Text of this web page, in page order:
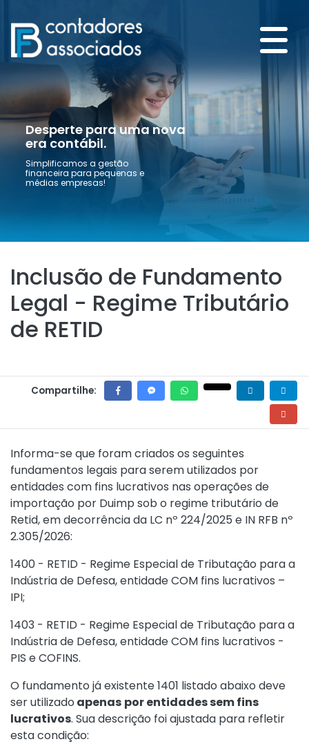
Desperte para uma nova
era contábil.
Simplificamos a gestão
financeira para pequenas e
médias empresas!
Inclusão de Fundamento
Legal - Regime Tributário
de RETID
Compartilhe:
Informa-se que foram criados os seguintes
fundamentos legais para serem utilizados por
entidades com fins lucrativos nas operações de
importação por Duimp sob o regime tributário de
Retid, em decorrência da LC nº 224/2025 e IN RFB nº
2.305/2026:
1400 - RETID - Regime Especial de Tributação para a
Indústria de Defesa, entidade COM fins lucrativos –
IPI;
1403 - RETID - Regime Especial de Tributação para a
Indústria de Defesa, entidade COM fins lucrativos -
PIS e COFINS.
O fundamento já existente 1401 listado abaixo deve
ser utilizado apenas por entidades sem fins
lucrativos. Sua descrição foi ajustada para refletir
esta condição: